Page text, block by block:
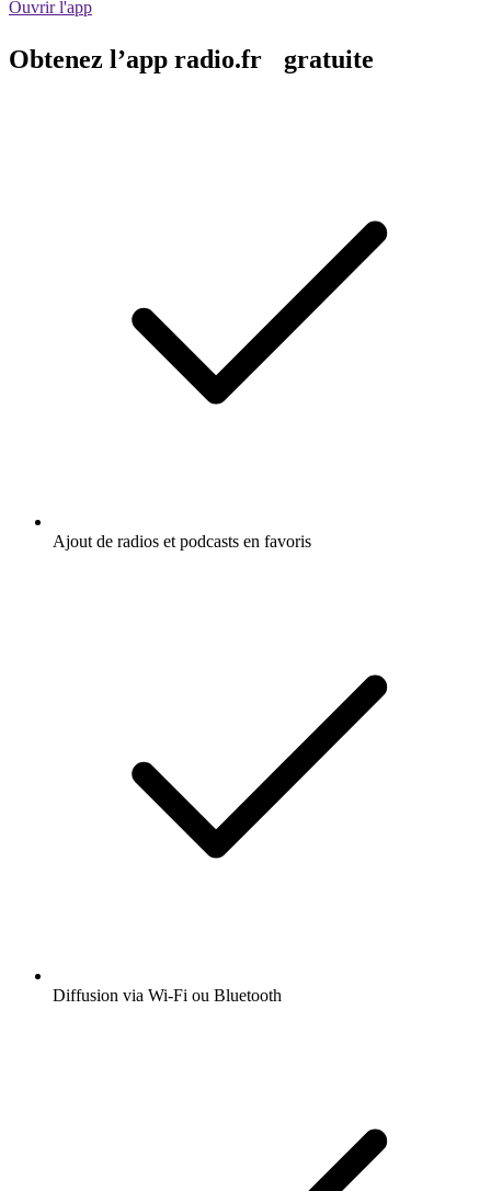
Ouvrir l'app
Obtenez l’app radio.fr gratuite
Ajout de radios et podcasts en favoris
Diffusion via Wi-Fi ou Bluetooth